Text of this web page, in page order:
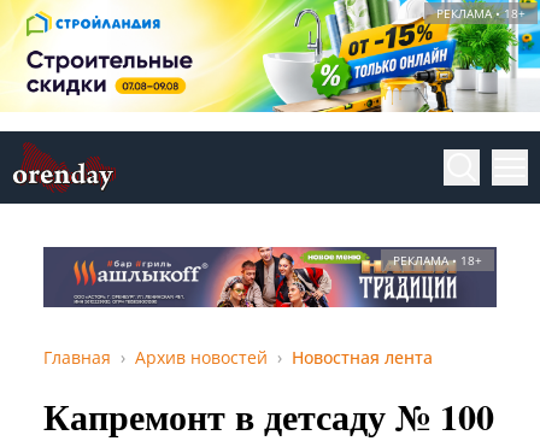
РЕКЛАМА • 18+
РЕКЛАМА • 18+
Главная Архив новостей Новостная лента
Капремонт в детсаду № 100